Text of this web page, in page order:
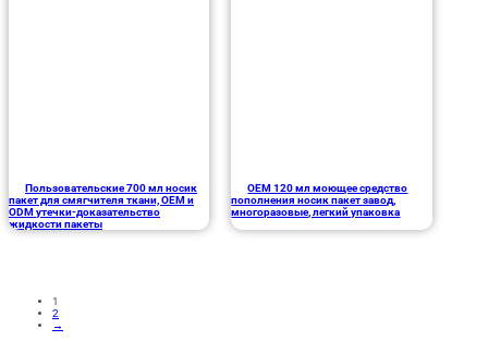
Пользовательские 700 мл носик
пакет для смягчителя ткани, OEM и
ODM утечки-доказательство
жидкости пакеты
OEM 120 мл моющее средство
пополнения носик пакет завод,
многоразовые, легкий упаковка
1
2
→